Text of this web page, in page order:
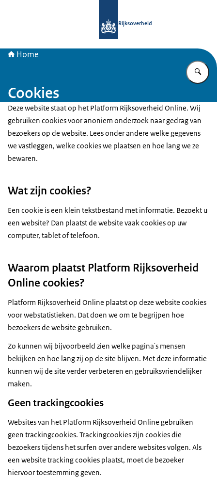
Rijksoverheid
Home
Cookies
Deze website staat op het Platform Rijksoverheid Online. Wij
gebruiken cookies voor anoniem onderzoek naar gedrag van
bezoekers op de website. Lees onder andere welke gegevens
we vastleggen, welke cookies we plaatsen en hoe lang we ze
bewaren.
Wat zijn cookies?
Een cookie is een klein tekstbestand met informatie. Bezoekt u
een website? Dan plaatst de website vaak cookies op uw
computer, tablet of telefoon.
Waarom plaatst Platform Rijksoverheid
Online cookies?
Platform Rijksoverheid Online plaatst op deze website cookies
voor webstatistieken. Dat doen we om te begrijpen hoe
bezoekers de website gebruiken.
Zo kunnen wij bijvoorbeeld zien welke pagina's mensen
bekijken en hoe lang zij op de site blijven. Met deze informatie
kunnen wij de site verder verbeteren en gebruiksvriendelijker
maken.
Geen trackingcookies
Websites van het Platform Rijksoverheid Online gebruiken
geen trackingcookies. Trackingcookies zijn cookies die
bezoekers tijdens het surfen over andere websites volgen. Als
een website tracking cookies plaatst, moet de bezoeker
hiervoor toestemming geven.